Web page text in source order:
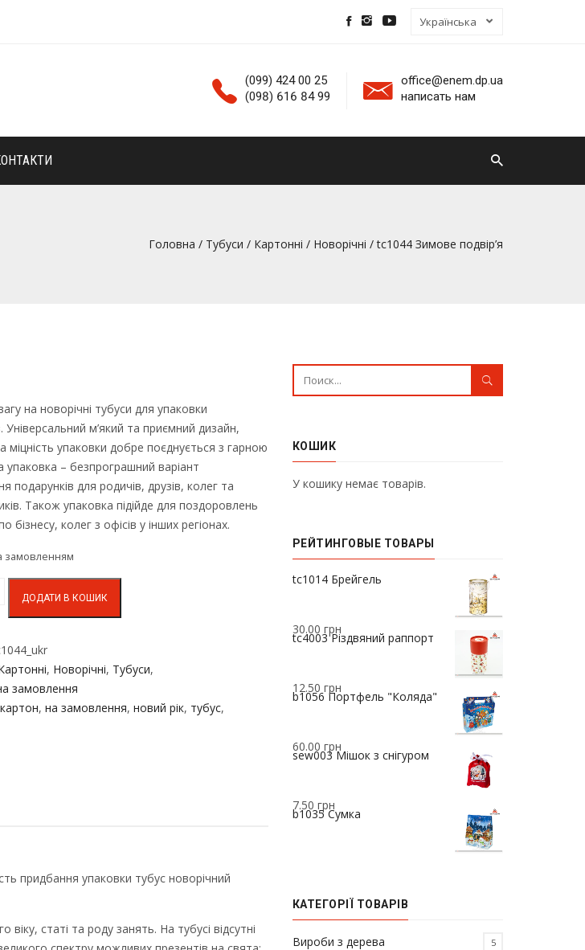
(099) 424 00 25
(098) 616 84 99
office@enem.dp.ua
написать нам
Головна / Тубуси / Картонні / Новорічні / tc1044 Зимове подвір’я
на новорічні тубуси для упаковки
Універсальний м’який та приємний дизайн,
міцність упаковки добре поєднується з гарною
упаковка – безпрограшний варіант
подарунків для родичів, друзів, колег та
Також упаковка підійде для поздоровлень
бізнесу, колег з офісів у інших регіонах.
замовленням
ДОДАТИ В КОШИК
, Новорічні, Тубуси,
замовлення
картон, на замовлення, новий рік, тубус,
придбання упаковки тубус новорічний
статі та роду занять. На тубусі відсутні
КОШИК
У кошику немає товарів.
РЕЙТИНГОВЫЕ ТОВАРЫ
tc1014 Брейгель
37.00грн
tc4003 Різдвяний раппорт
30.00 грн
b1056 Портфель "Коляда"
12.50 грн
sew003 Мішок з снігуром
60.00 грн
b1035 Сумка
7.50 грн
КАТЕГОРІЇ ТОВАРІВ
Вироби з дерева 5